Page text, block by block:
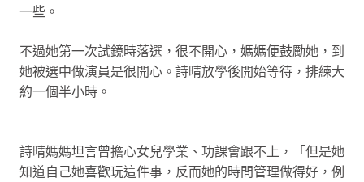
一些。
不過她第一次試鏡時落選，很不開心，媽媽便鼓勵她，到
她被選中做演員是很開心。詩晴放學後開始等待，排練大
約一個半小時。
詩晴媽媽坦言曾擔心女兒學業、功課會跟不上，「但是她
知道自己她喜歡玩這件事，反而她的時間管理做得好，例